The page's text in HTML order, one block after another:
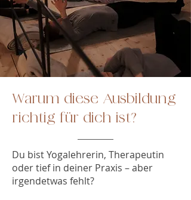
Warum diese Ausbildung
richtig für dich ist?
Du bist Yogalehrerin, Therapeutin
oder tief in deiner Praxis – aber
irgendetwas fehlt?